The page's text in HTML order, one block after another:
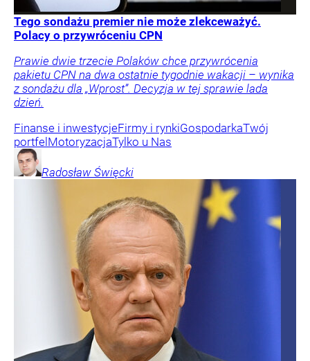
Tego sondażu premier nie może zlekceważyć.
Polacy o przywróceniu CPN
Prawie dwie trzecie Polaków chce przywrócenia
pakietu CPN na dwa ostatnie tygodnie wakacji – wynika
z sondażu dla „Wprost”. Decyzja w tej sprawie lada
dzień.
Finanse i inwestycjeFirmy i rynkiGospodarkaTwój
portfel MotoryzacjaTylko u Nas
Radosław Święcki